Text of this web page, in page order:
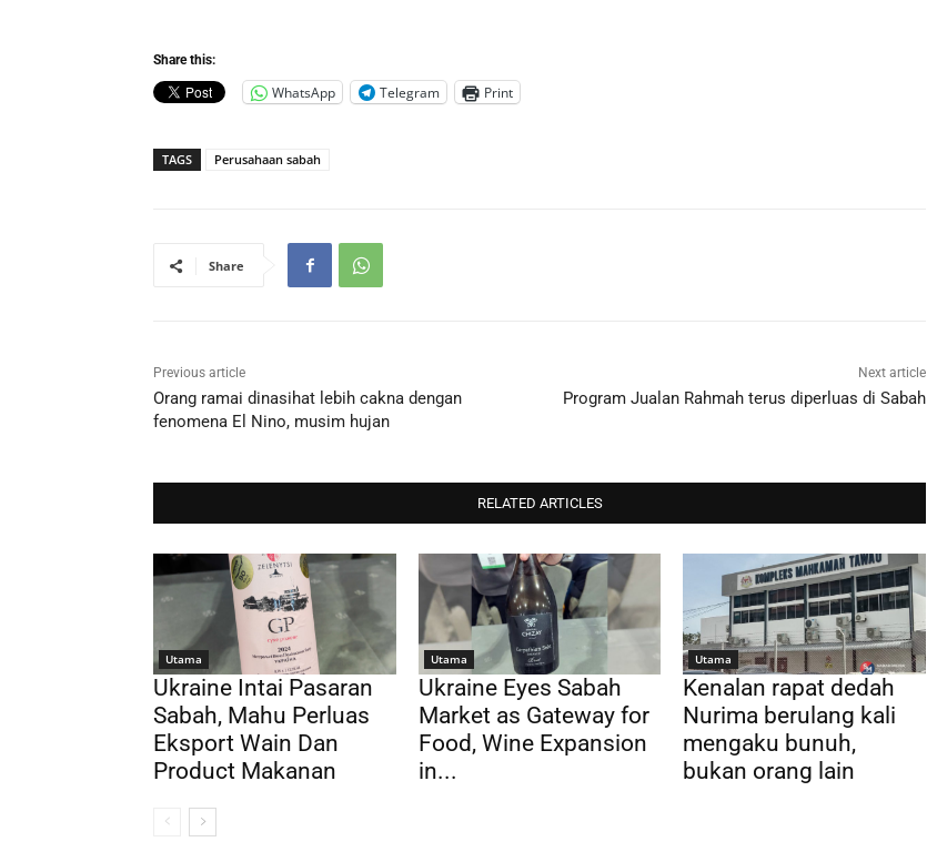
Share this:
WhatsApp Telegram Print
TAGS Perusahaan sabah
Share
Previous article
Orang ramai dinasihat lebih cakna dengan
fenomena El Nino, musim hujan
Next article
Program Jualan Rahmah terus diperluas di Sabah
RELATED ARTICLES
Utama
Ukraine Intai Pasaran
Sabah, Mahu Perluas
Eksport Wain Dan
Product Makanan
Utama
Ukraine Eyes Sabah
Market as Gateway for
Food, Wine Expansion
in...
Utama
Kenalan rapat dedah
Nurima berulang kali
mengaku bunuh,
bukan orang lain